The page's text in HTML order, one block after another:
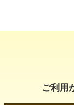
ご利用